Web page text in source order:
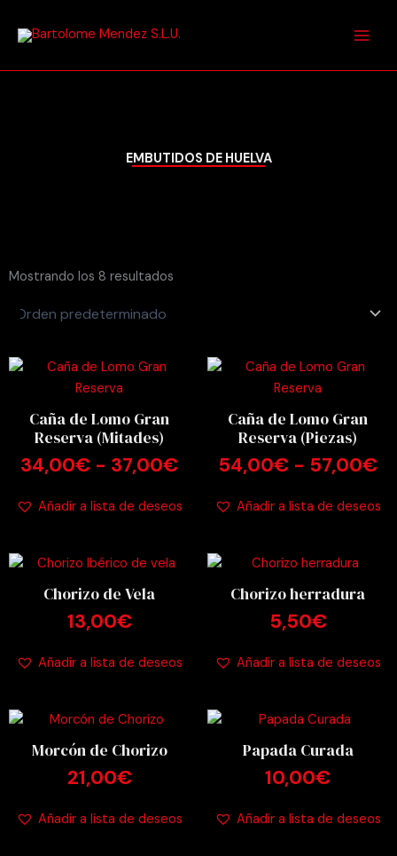
Menu
EMBUTIDOS DE HUELVA
Mostrando los 8 resultados
Caña de Lomo Gran
Reserva (Mitades)
34,00€ - 37,00€
RANGO
DESDE
34,00€
HASTA
37,00€
Añadir a lista de deseos
Caña de Lomo Gran
Reserva (Piezas)
54,00€ - 57,00€
Añadir a lista de deseos
Chorizo de Vela
13,00€
Añadir a lista de deseos
Chorizo herradura
5,50€
Añadir a lista de deseos
Morcón de Chorizo
21,00€
Añadir a lista de deseos
Papada Curada
10,00€
Añadir a lista de deseos